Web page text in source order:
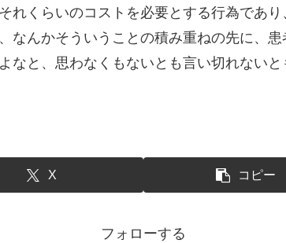
れくらいのコストを必要とする行為であ
なんかそういうことの積み重ねの先に、
なと、思わなくもないとも言い切れないと
X コピー
フォローする